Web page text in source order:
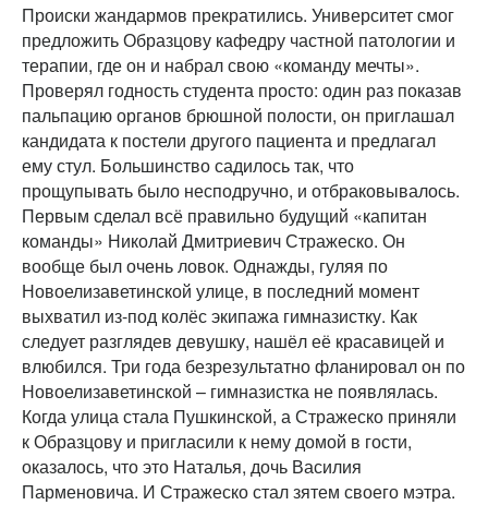
Происки жандармов прекратились. Университет смог
предложить Образцову кафедру частной патологии и
терапии, где он и набрал свою «команду мечты».
Проверял годность студента просто: один раз показав
пальпацию органов брюшной полости, он приглашал
кандидата к постели другого пациента и предлагал
ему стул. Большинство садилось так, что
прощупывать было несподручно, и отбраковывалось.
Первым сделал всё правильно будущий «капитан
команды» Николай Дмитриевич Стражеско. Он
вообще был очень ловок. Однажды, гуляя по
Новоелизаветинской улице, в последний момент
выхватил из-под колёс экипажа гимназистку. Как
следует разглядев девушку, нашёл её красавицей и
влюбился. Три года безрезультатно фланировал он по
Новоелизаветинской – гимназистка не появлялась.
Когда улица стала Пушкинской, а Стражеско приняли
к Образцову и пригласили к нему домой в гости,
оказалось, что это Наталья, дочь Василия
Парменовича. И Стражеско стал зятем своего мэтра.